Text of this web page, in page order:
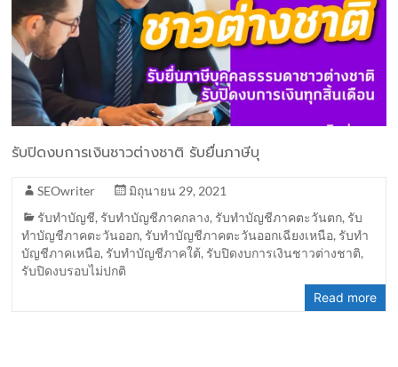
รับปิดงบการเงินชาวต่างชาติ รับยื่นภาษีบุ
SEOwriter
มิถุนายน 29, 2021
รับทำบัญชี, รับทำบัญชีภาคกลาง, รับทำบัญชีภาคตะวันตก, รับ
ทำบัญชีภาคตะวันออก, รับทำบัญชีภาคตะวันออกเฉียงเหนือ, รับทำ
บัญชีภาคเหนือ, รับทำบัญชีภาคใต้, รับปิดงบการเงินชาวต่างชาติ,
รับปิดงบรอบไม่ปกติ
Read more